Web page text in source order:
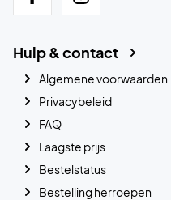
Hulp & contact
Algemene voorwaarden
Privacybeleid
FAQ
Laagste prijs
Bestelstatus
Bestelling herroepen